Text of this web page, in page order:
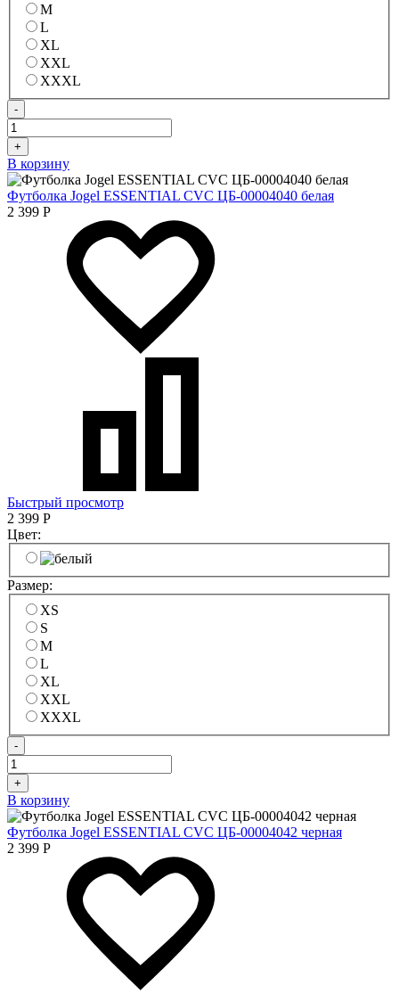
M
L
XL
XXL
XXXL
-
+
В корзину
Футболка Jogel ESSENTIAL CVC ЦБ-00004040 белая
2 399 Р
Быстрый просмотр
2 399 Р
Цвет:
Размер:
XS
S
M
L
XL
XXL
XXXL
-
+
В корзину
Футболка Jogel ESSENTIAL CVC ЦБ-00004042 черная
2 399 Р